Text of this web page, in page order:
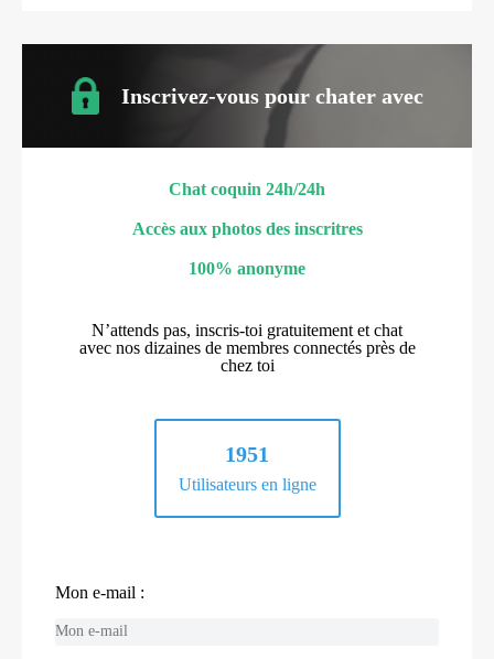
Inscrivez-vous pour chater avec
Chat coquin 24h/24h
Accès aux photos des inscritres
100% anonyme
N’attends pas, inscris-toi gratuitement et chat
avec nos dizaines de membres connectés près de
chez toi
1951
Utilisateurs en ligne
Mon e-mail :